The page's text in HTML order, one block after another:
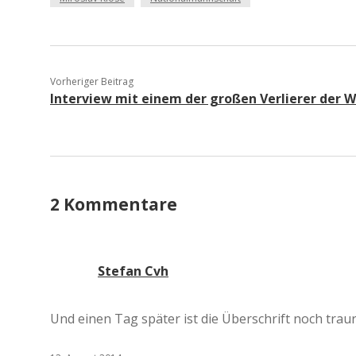
Vorheriger Beitrag
Interview mit einem der großen Verlierer der
2 Kommentare
Stefan Cvh
Und einen Tag später ist die Überschrift noch